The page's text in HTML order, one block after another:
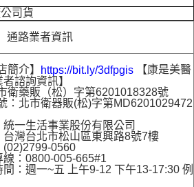
司貨
通路業者資訊
簡介】 https://bit.ly/3dfpgis 【康是美醫
諮詢資訊】
衛藥販（松）字第6201018328號
：北市衛器販(松)字第MD6201029472
一生活事業股份有限公司
灣台北市松山區東興路8號7樓
(02)2799-0560
：0800-005-665#1
：週一~五 上午9-12 下午13-17:30 例